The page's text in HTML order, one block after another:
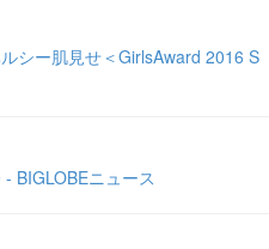
シー肌見せ＜GirlsAward 2016 S
BIGLOBEニュース